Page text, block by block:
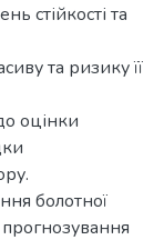
стійкості та
та ризику її
оцінки
болотної